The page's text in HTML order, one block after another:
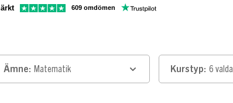
609 omdömen
Ämne: Matematik Kurstyp: 6 valda